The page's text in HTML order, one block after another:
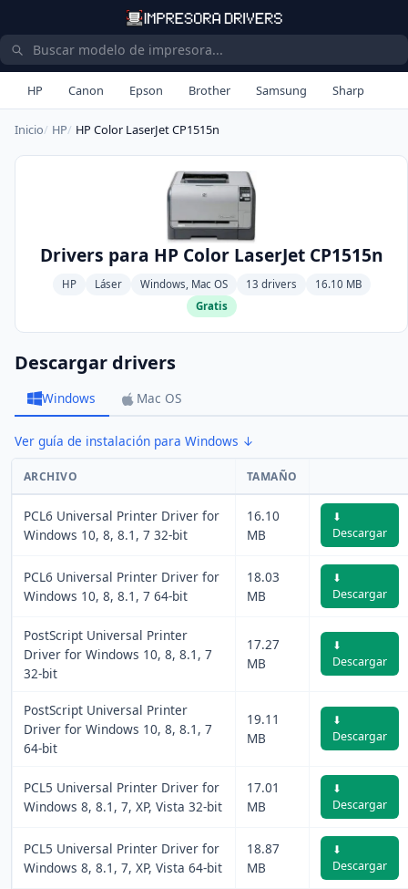
HP Canon Epson Brother Samsung Sharp
Inicio HP HP Color LaserJet CP1515n
Drivers para HP Color LaserJet CP1515n
HP Láser Windows, Mac OS 13 drivers
16.10 MB
Gratis
Descargar drivers
Windows Mac OS
Ver guía de instalación para Windows ↓
ARCHIVO TAMAÑO
PCL6 Universal Printer Driver for
Windows 10, 8, 8.1, 7 32-bit
16.10
MB
⬇
Descargar
PCL6 Universal Printer Driver for
Windows 10, 8, 8.1, 7 64-bit
18.03
MB
⬇
Descargar
PostScript Universal Printer
Driver for Windows 10, 8, 8.1, 7
32-bit
17.27
MB
⬇
Descargar
PostScript Universal Printer
Driver for Windows 10, 8, 8.1, 7
64-bit
19.11
MB
⬇
Descargar
PCL5 Universal Printer Driver for
Windows 8, 8.1, 7, XP, Vista 32-bit
17.01
MB
⬇
Descargar
PCL5 Universal Printer Driver for
Windows 8, 8.1, 7, XP, Vista 64-bit
18.87
MB
⬇
Descargar